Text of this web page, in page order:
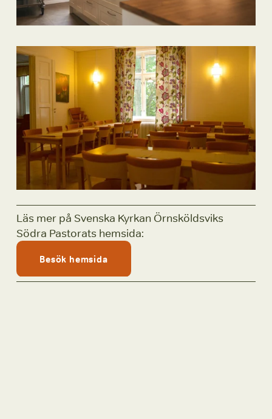
Läs mer på Svenska Kyrkan Örnsköldsviks
Södra Pastorats hemsida:
Besök hemsida